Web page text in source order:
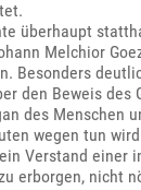
überhaupt
Melchior
Besonders
den Beweis des
des Menschen
wegen tun
Verstand einer
erborgen, nicht